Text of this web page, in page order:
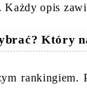
opis
Który